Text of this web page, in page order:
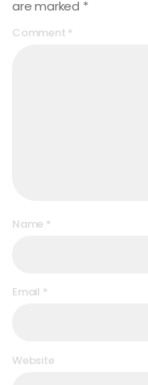
are marked *
Comment *
Name *
Email *
Website